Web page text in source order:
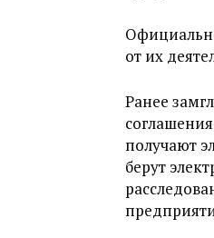
от их
Ранее
получают
берут